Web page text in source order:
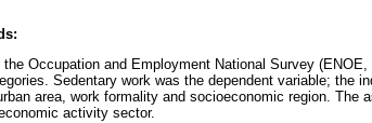
Occupation and Employment National Survey
Sedentary work was the dependent variable; the
area, work formality and socioeconomic region. The
activity sector.